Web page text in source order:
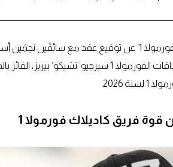
2026.
قوة فريق كاديلاك فورمولا 1